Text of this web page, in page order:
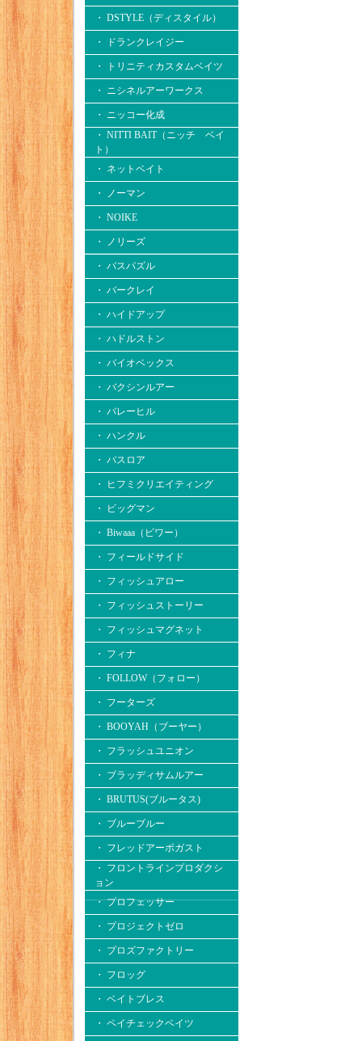
・ DSTYLE（ディスタイル）
・ ドランクレイジー
・ トリニティカスタムベイツ
・ ニシネルアーワークス
・ ニッコー化成
・ NITTI BAIT（ニッチ ベイ
ト）
・ ネットベイト
・ ノーマン
・ NOIKE
・ ノリーズ
・ バスパズル
・ バークレイ
・ ハイドアップ
・ ハドルストン
・ バイオベックス
・ バクシンルアー
・ バレーヒル
・ ハンクル
・ バスロア
・ ヒフミクリエイティング
・ ビッグマン
・ Biwaaa（ビワー）
・ フィールドサイド
・ フィッシュアロー
・ フィッシュストーリー
・ フィッシュマグネット
・ フィナ
・ FOLLOW（フォロー）
・ フーターズ
・ BOOYAH（ブーヤー）
・ フラッシュユニオン
・ ブラッディサムルアー
・ BRUTUS(ブルータス)
・ ブルーブルー
・ フレッドアーボガスト
・ フロントラインプロダクシ
ョン
・ プロフェッサー
・ プロジェクトゼロ
・ プロズファクトリー
・ フロッグ
・ ベイトブレス
・ ペイチェックベイツ